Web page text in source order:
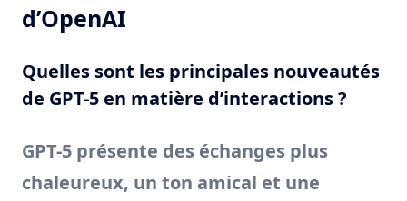
d’OpenAI
Quelles sont les principales nouveautés
de GPT-5 en matière d’interactions ?
GPT-5 présente des échanges plus
chaleureux, un ton amical et une